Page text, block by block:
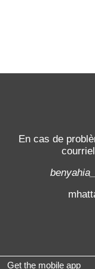
En cas de
Get the mobile app